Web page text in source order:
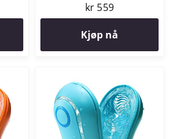
kr 559
Kjøp nå